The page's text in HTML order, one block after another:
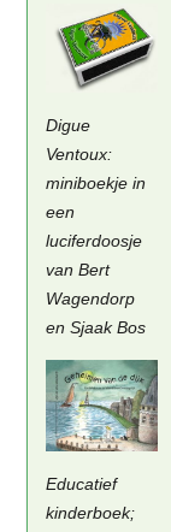
Digue
Ventoux:
miniboekje in
een
luciferdoosje
van Bert
Wagendorp
en Sjaak Bos
Educatief
kinderboek;